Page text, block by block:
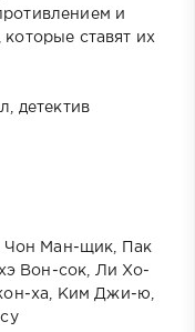
и
ставят их
детектив
Чон Ман-щик, Пак
Вон-сок, Ли Хо-
ха, Ким Джи-ю,